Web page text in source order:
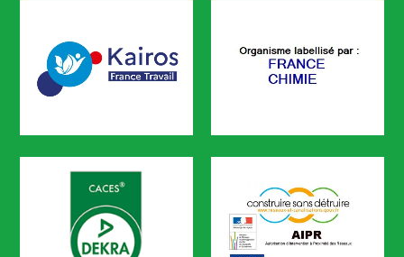
KAIROS FRANCE CHIMIE